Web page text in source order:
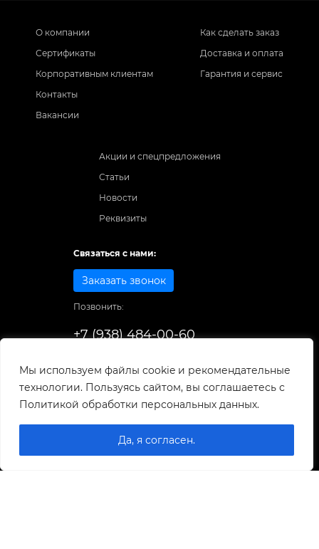
Мы используем файлы cookie и рекомендательные
технологии. Пользуясь сайтом, вы соглашаетесь с
Политикой обработки персональных данных.
Да, я согласен.
О компании
Сертификаты
Корпоративным клиентам
Контакты
Вакансии
Как сделать заказ
Доставка и оплата
Гарантия и сервис
Акции и спецпредложения
Статьи
Новости
Реквизиты
Связаться с нами:
Заказать звонок
Позвонить:
+7 (938) 484-00-60
© 1998-2026
0